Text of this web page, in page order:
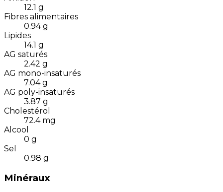
12.1 g
Fibres alimentaires
0.94 g
Lipides
14.1 g
AG saturés
2.42 g
AG mono-insaturés
7.04 g
AG poly-insaturés
3.87 g
Cholestérol
72.4 mg
Alcool
0 g
Sel
0.98 g
Minéraux